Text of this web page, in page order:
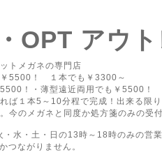
OPT アウト
トメガネの専門店
￥5500！ １本でも￥3300～
！・薄型遠近両用でも￥5500！
ば１本5～10分程で完成！出来る限
今のメガネと同度か処方箋のみの受付
水・土・日の13時～18時のみの営業
つながりません。